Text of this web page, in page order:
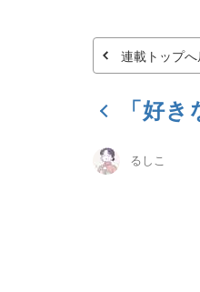
連載トップへ
「好
るしこ